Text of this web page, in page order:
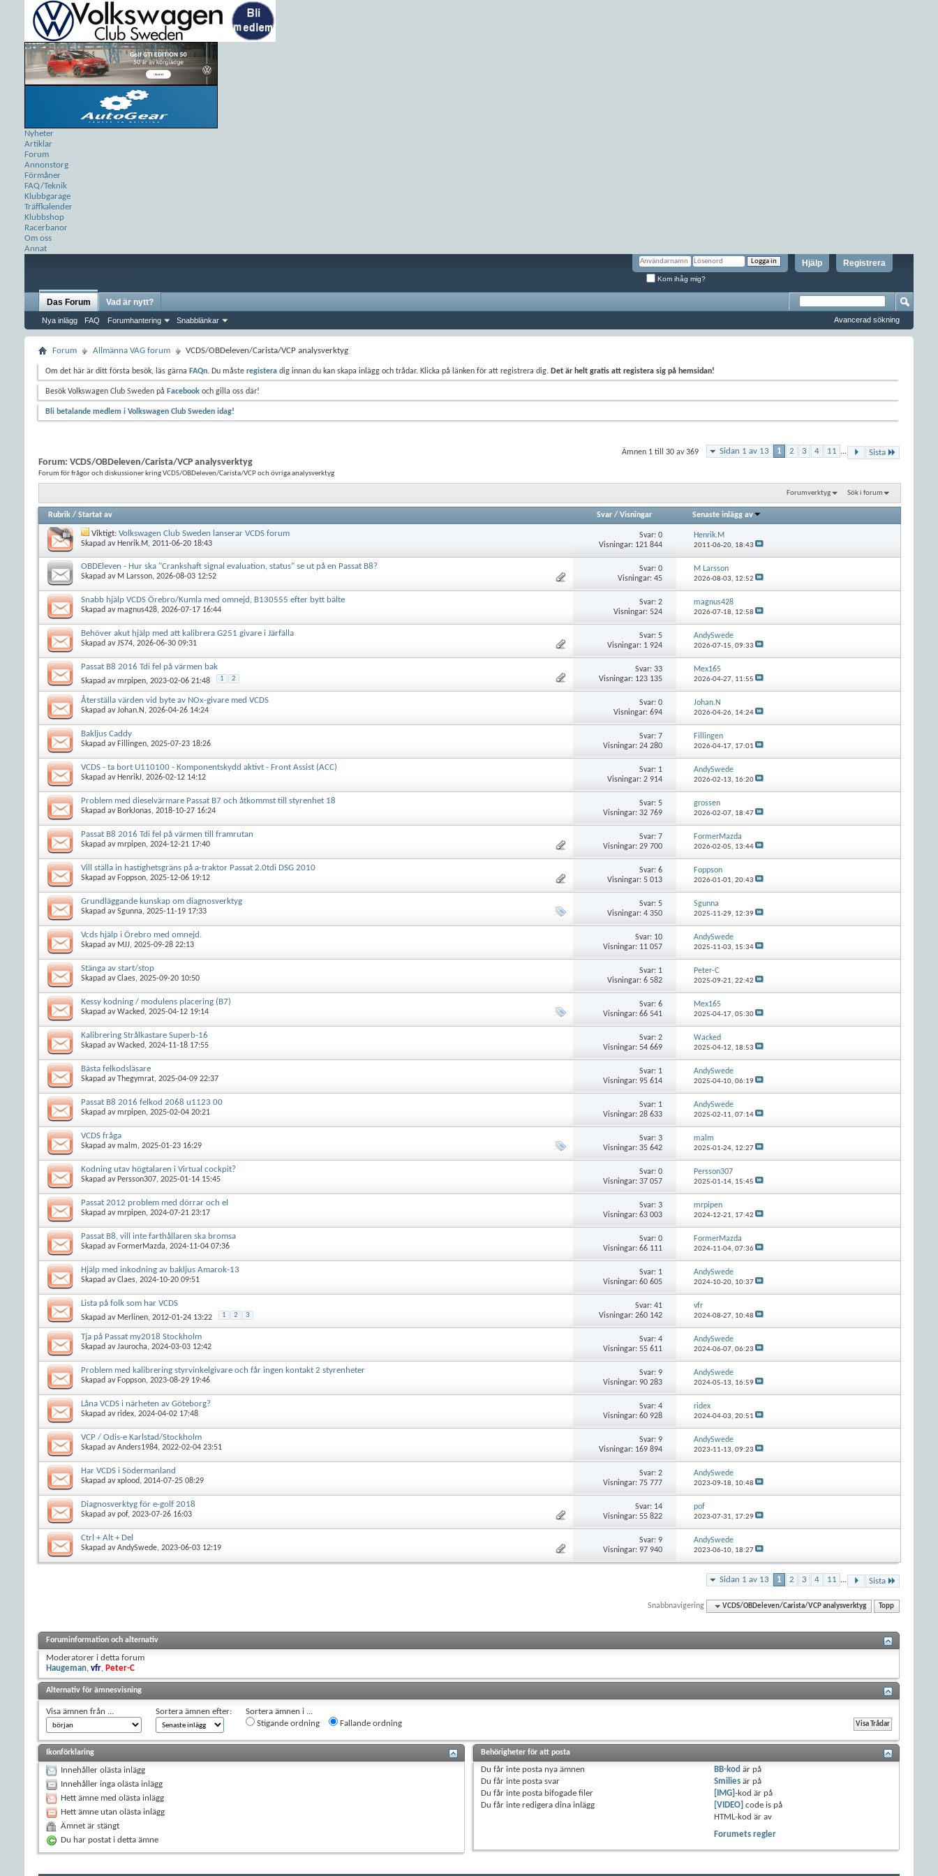
Nyheter
Artiklar
Forum
Annonstorg
Förmåner
FAQ/Teknik
Klubbgarage
Träffkalender
Klubbshop
Racerbanor
Om oss
Annat
Registrera
Hjälp
Kom ihåg mig?
Das Forum
Nya inlägg FAQ Forumhantering Snabblänkar
Vad är nytt?
Avancerad sökning
Forum Allmänna VAG forum VCDS/OBDeleven/Carista/VCP analysverktyg
Om det här är ditt första besök, läs gärna FAQn. Du måste registera dig innan du kan skapa inlägg och trådar. Klicka på länken för att registrera dig. Det är helt gratis att registera sig på hemsidan!
Besök Volkswagen Club Sweden på Facebook och gilla oss där!
Bli betalande medlem i Volkswagen Club Sweden idag!
Sidan 1 av 13 1 2 3 4 11 ... Sista
Ämnen 1 till 30 av 369
Forum: VCDS/OBDeleven/Carista/VCP analysverktyg
Forum för frågor och diskussioner kring VCDS/OBDeleven/Carista/VCP och övriga analysverktyg
Forumverktyg Sök i forum
Rubrik / Startat av Svar/ Visningar Senaste inlägg av
Viktigt: Volkswagen Club Sweden lanserar VCDS forum
Skapad av Henrik.M, 2011-06-20 18:43
Svar:0
Visningar: 121 844
Henrik.M
2011-06-20, 18:43
OBDEleven - Hur ska "Crankshaft signal evaluation, status" se ut på en Passat B8?
Skapad av M Larsson, 2026-08-03 12:52
Svar:0
Visningar: 45
M Larsson
2026-08-03, 12:52
Snabb hjälp VCDS Örebro/Kumla med omnejd, B130555 efter bytt bälte
Skapad avmagnus428, 2026-07-17 16:44
Svar:2
Visningar: 524
magnus428
2026-07-18, 12:58
Behöver akut hjälp med att kalibrera G251 givare i Järfälla
Skapad avJS74, 2026-06-30 09:31
Svar:5
Visningar: 1 924
AndySwede
2026-07-15, 09:33
Passat B8 2016 Tdi fel på värmen bak
Skapad avmrpipen, 2023-02-06 21:48 1 2
Svar:33
Visningar: 123 135
Mex165
2026-04-27, 11:55
Återställa värden vid byte av NOx-givare med VCDS
Skapad avJohan.N , 2026-04-26 14:24
Svar:0
Visningar: 694
Johan.N
2026-04-26, 14:24
Bakljus Caddy
Skapad av Fillingen, 2025-07-23 18:26
Svar:7
Visningar: 24 280
Fillingen
2026-04-17, 17:01
VCDS - ta bort U110100 - Komponentskydd aktivt - Front Assist (ACC)
Skapad av HenrikJ, 2026-02-12 14:12
Svar: 1
Visningar: 2 914
AndySwede
2026-02-13, 16:20
Problem med dieselvärmare Passat B7 och åtkommst till styrenhet 18
Skapad av BorkJonas, 2018-10-27 16:24
Svar:5
Visningar: 32 769
grossen
2026-02-07, 18:47
Passat B8 2016 Tdi fel på värmen till framrutan
Skapad avmrpipen, 2024-12-21 17:40
Svar:7
Visningar: 29 700
FormerMazda
2026-02-05, 13:44
Vill ställa in hastighetsgräns på a-traktor Passat 2.0tdi DSG 2010
Skapad av Foppson, 2025-12-06 19:12
Svar:6
Visningar: 5 013
Foppson
2026-01-01, 20:43
Grundläggande kunskap om diagnosverktyg
Skapad avSgunna, 2025-11-19 17:33
Svar:5
Visningar: 4 350
Sgunna
2025-11-29, 12:39
Vcds hjälp i Örebro med omnejd.
Skapad av MJJ, 2025-09-28 22:13
Svar: 10
Visningar: 11 057
AndySwede
2025-11-03, 15:34
Stänga av start/stop
Skapad avClaes, 2025-09-20 10:50
Svar: 1
Visningar: 6 582
Peter-C
2025-09-21, 22:42
Kessy kodning / modulens placering (B7)
Skapad avWacked, 2025-04-12 19:14
Svar:6
Visningar: 66 541
Mex165
2025-04-17, 05:30
Kalibrering Strålkastare Superb-16
Skapad avWacked, 2024-11-18 17:55
Svar:2
Visningar: 54 669
Wacked
2025-04-12, 18:53
Bästa felkodsläsare
Skapad avThegymrat, 2025-04-09 22:37
Svar: 1
Visningar: 95 614
AndySwede
2025-04-10, 06:19
Passat B8 2016 felkod 2068 u1123 00
Skapad avmrpipen, 2025-02-04 20:21
Svar: 1
Visningar: 28 633
AndySwede
2025-02-11, 07:14
VCDS fråga
Skapad avmalm, 2025-01-23 16:29
Svar:3
Visningar: 35 642
malm
2025-01-24, 12:27
Kodning utav högtalaren i Virtual cockpit?
Skapad av Persson307, 2025-01-14 15:45
Svar:0
Visningar: 37 057
Persson307
2025-01-14, 15:45
Passat 2012 problem med dörrar och el
Skapad avmrpipen, 2024-07-21 23:17
Svar:3
Visningar: 63 003
mrpipen
2024-12-21, 17:42
Passat B8, vill inte farthållaren ska bromsa
Skapad av FormerMazda, 2024-11-04 07:36
Svar:0
Visningar: 66 111
FormerMazda
2024-11-04, 07:36
Hjälp med inkodning av bakljus Amarok-13
Skapad avClaes, 2024-10-20 09:51
Svar: 1
Visningar: 60 605
AndySwede
2024-10-20, 10:37
Lista på folk som har VCDS
Skapad av Merlinen, 2012-01-24 13:22 1 2 3
Svar:41
Visningar: 260 142
vfr
2024-08-27, 10:48
Tja på Passat my2018 Stockholm
Skapad avJaurocha, 2024-03-03 12:42
Svar:4
Visningar: 55 611
AndySwede
2024-06-07, 06:23
Problem med kalibrering styrvinkelgivare och får ingen kontakt 2 styrenheter
Skapad av Foppson, 2023-08-29 19:46
Svar:9
Visningar: 90 283
AndySwede
2024-05-13, 16:59
Låna VCDS i närheten av Göteborg?
Skapad avridex, 2024-04-02 17:48
Svar:4
Visningar: 60 928
ridex
2024-04-03, 20:51
VCP / Odis-e Karlstad/Stockholm
Skapad avAnders1984, 2022-02-04 23:51
Svar:9
Visningar: 169 894
AndySwede
2023-11-13, 09:23
Har VCDS i Södermanland
Skapad avxplood, 2014-07-25 08:29
Svar:2
Visningar: 75 777
AndySwede
2023-09-18, 10:48
Diagnosverktyg för e-golf 2018
Skapad avpof, 2023-07-26 16:03
Svar: 14
Visningar: 55 822
pof
2023-07-31, 17:29
Ctrl + Alt + Del
Skapad avAndySwede, 2023-06-03 12:19
Svar:9
Visningar: 97 940
AndySwede
2023-06-10, 18:27
Sidan 1 av 13 1 2 3 4 11 ... Sista
Snabbnavigering VCDS/OBDeleven/Carista/VCP analysverktyg Topp
Foruminformation och alternativ
Moderatorer i detta forum
Haugeman, vfr, Peter-C
Alternativ för ämnesvisning
Visa ämnen från ... Sortera ämnen efter:
Sortera ämnen i ...
Stigande ordning
Fallande ordning
Ikonförklaring
Innehåller olästa inlägg
Innehåller inga olästa inlägg
Hett ämne med olästa inlägg
Hett ämne utan olästa inlägg
Ämnet är stängt
Du har postat i detta ämne
Behörigheter för att posta
Dufår inte posta nya ämnen
Dufår inte posta svar
Dufår inte posta bifogade filer
Dufår inte redigera dina inlägg
BB-kod är på
Smilies är på
[IMG]-kod är på
[VIDEO] code is på
HTML-kod ärav
Forumets regler